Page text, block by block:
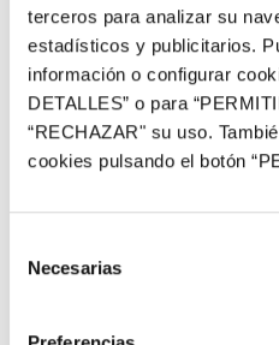
terceros para analizar su
estadísticos y publicitarios.
información o configurar
DETALLES” o para
“RECHAZAR" su uso.
cookies pulsando el botón
Necesarias
Fotos
Por favor, acepta las cookies
para ver este elemento.